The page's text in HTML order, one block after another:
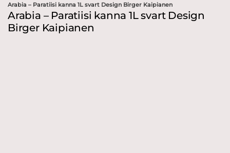
Arabia – Paratiisi kanna 1L svart Design Birger Kaipianen
Arabia – Paratiisi kanna 1L svart Design
Birger Kaipianen